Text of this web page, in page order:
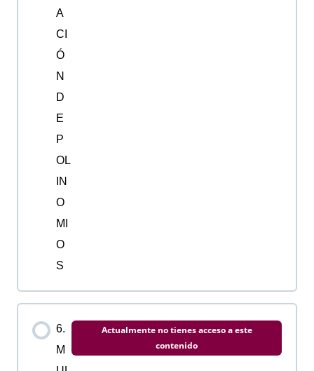
A
CI
Ó
N
D
E
P
OL
IN
O
MI
O
S
6.
M
Actualmente no tienes acceso a este
contenido